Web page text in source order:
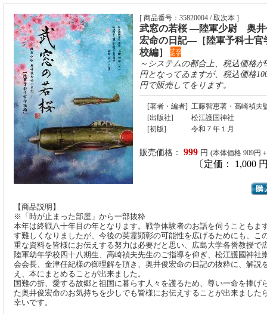
[ 商品番号：35820004 / 取次本 ]
武窓の若桜 ―陸軍少尉 奥井
宏命の日記―［陸軍予科士官
校編］
～システムの都合上、税込価格が
円となってゐますが、税込価格
円で販売してをります。
[著者・編者] 工藤智恵著・高崎禎夫
[出版社]
松江護国神社
[初版]
令和７年１月
販売価格： 999 円 (本体価格 909円
〔定価： 1,000
【商品説明】
※「時が止まった部屋」から一部抜粋
本年は終戦八十年目の年となります。戦争体験者のお話を伺うこともま
す難しくなりましたが、今後の英霊顕彰の可能性を広げるためにも、こ
重な資料を皆様にお伝えする努力は必要だと思い、広島大学各誉教授で
陸軍幼年学校四十八期生、高崎禎夫先生のご指導を仰ぎ、松江護國神社
会会長、金津任紀様の御理解を頂き、奥井俊宏命の日記の抜粋に、解説
え、本にまとめることが出来ました。
国難の折、愛する故郷と祖国に暮らす人々を護るため、尊い一命を捧げ
た奥井俊宏命のお気持ちを少しでも皆様にお伝えすることが出来ました
幸いです。